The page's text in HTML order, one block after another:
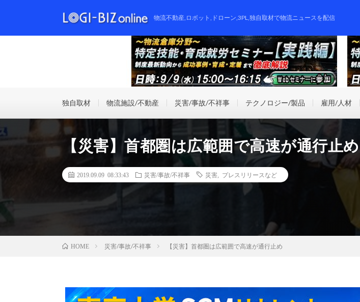
物流不動産,ロボット,ドローン,3PL,独自取材で物流ニュースを配信
独自取材 物流施設/不動産 災害/事故/不祥事 テクノロジー/製品 雇用/人材
【災害】首都圏は広範囲で高速が通行止め
2019.09.09 08:33:43 災害/事故/不祥事 災害 プレスリリースなど
HOME 災害/事故/不祥事 【災害】首都圏は広範囲で高速が通行止め